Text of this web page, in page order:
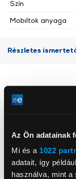
Az Ön adatainak
Mi és a 1022
adatait, így
használva, mint a
Szín
Mobiltok anyaga
Részletes